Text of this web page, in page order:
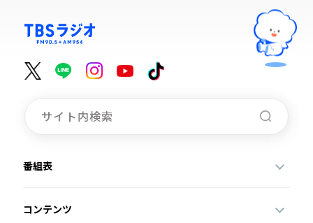
番組表
コンテンツ